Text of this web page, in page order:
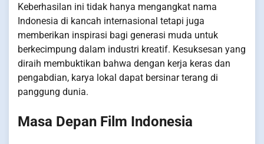
Keberhasilan ini tidak hanya mengangkat nama
Indonesia di kancah internasional tetapi juga
memberikan inspirasi bagi generasi muda untuk
berkecimpung dalam industri kreatif. Kesuksesan yang
diraih membuktikan bahwa dengan kerja keras dan
pengabdian, karya lokal dapat bersinar terang di
panggung dunia.
Masa Depan Film Indonesia